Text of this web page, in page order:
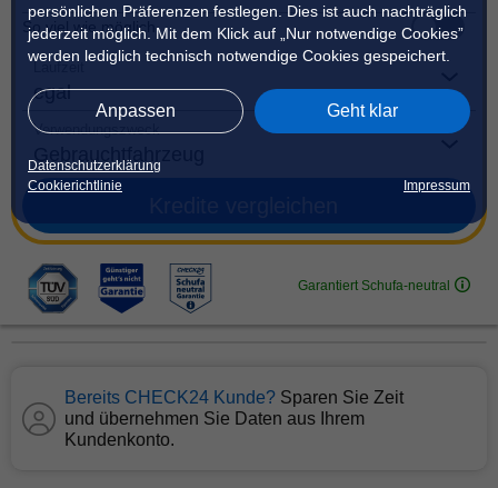
persönlichen Präferenzen festlegen. Dies ist auch nachträglich
jederzeit möglich. Mit dem Klick auf „Nur notwendige Cookies”
werden lediglich technisch notwendige Cookies gespeichert.
Anpassen Geht klar
Datenschutzerklärung
Cookierichtlinie
Impressum
So viel wie möglich
Verwendungszweck
Garantiert Schufa-neutral
Bereits CHECK24 Kunde? Sparen Sie Zeit
und übernehmen Sie Daten aus Ihrem
Kundenkonto.